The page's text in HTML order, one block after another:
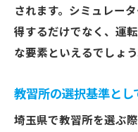
されます。シミュレー
得するだけでなく、運
な要素といえるでしょう
教習所の選択基準と
埼玉県で教習所を選ぶ